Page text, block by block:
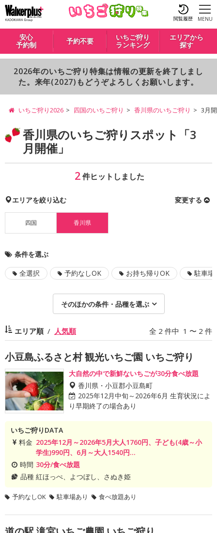
閲覧履歴 MENU
安心
予約制
予約不要
いちご狩り
ランキング
エリアから
探す
2026年のいちご狩り特集は情報の更新を終了しまし
た。来年(2027)もどうぞよろしくお願いします。
いちご狩り2026 四国のいちご狩り 香川県のいちご狩り 3月
香川県のいちご狩りスポット「3
月開催」
2件ヒットしました
エリアを絞り込む 変更する
四国 香川県
条件を選ぶ
全選択 予約なしOK お持ち帰りOK 駐車場
そのほかの条件・品種を選ぶ
エリア順 人気順 全 2 件中 1 〜 2 件
小豆島ふるさと村 観光いちご園 いちご狩り
大自然の中で新鮮ないちごが30分食べ放題
香川県・小豆郡小豆島町
2025年12月中旬～2026年6月 生育状況によ
り早期終了の場合あり
いちご狩りDATA
料金 2025年12月～2026年5月大人1760円、子ども(4歳～小
学生)990円、6月～大人1540円...
時間 30分/食べ放題
品種 紅ほっぺ、よつぼし、さぬき姫
予約なしOK 駐車場あり 食べ放題あり